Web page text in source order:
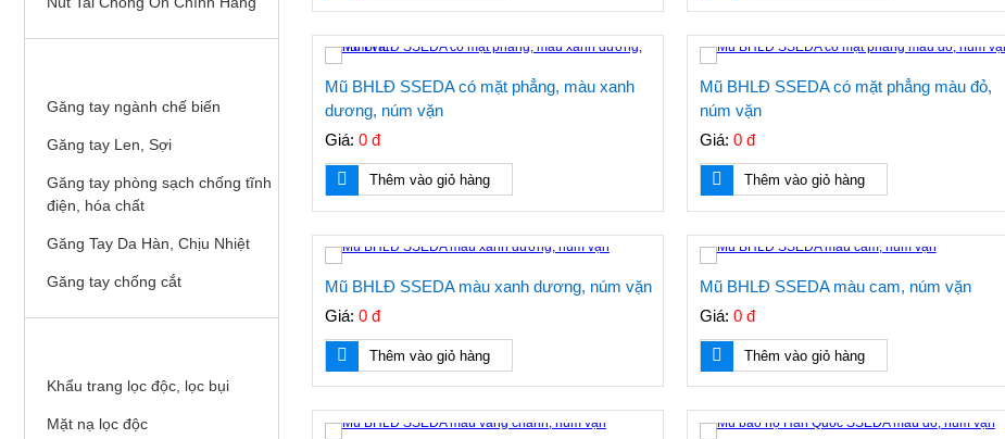
Mũ BHLĐ SSEDA có mặt phẳng, màu xanh
dương, núm vặn
Giá: 0 đ
Thêm vào giỏ hàng
Mũ BHLĐ SSEDA có mặt phẳng màu đỏ,
núm vặn
Giá: 0 đ
Thêm vào giỏ hàng
Mũ BHLĐ SSEDA màu xanh dương, núm vặn
Giá: 0 đ
Thêm vào giỏ hàng
Mũ BHLĐ SSEDA màu cam, núm vặn
Giá: 0 đ
Thêm vào giỏ hàng
Găng tay ngành chế biến
Găng tay Len, Sợi
Găng tay phòng sạch chống tĩnh
điện, hóa chất
Găng Tay Da Hàn, Chịu Nhiệt
Găng tay chống cắt
Khẩu trang lọc độc, lọc bụi
Mặt nạ lọc độc